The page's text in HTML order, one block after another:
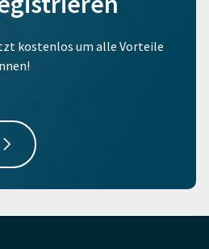
kostenlos um alle Vorteile